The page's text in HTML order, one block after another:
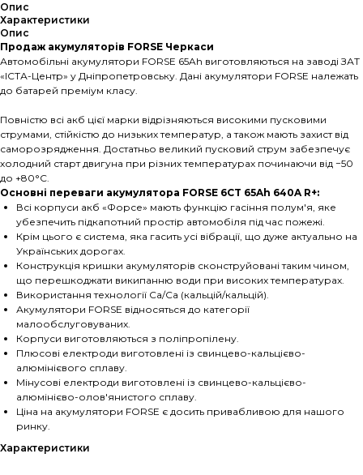
Опис
Характеристики
Опис
Продаж акумуляторів FORSE Черкаси
Автомобільні акумулятори FORSE 65Ah виготовляються на заводі ЗАТ
«ІСТА-Центр» у Дніпропетровську. Дані акумулятори FORSE належать
до батарей преміум класу.
Повністю всі акб цієї марки відрізняються високими пусковими
струмами, стійкістю до низьких температур, а також мають захист від
саморозрядження. Достатньо великий пусковий струм забезпечує
холодний старт двигуна при різних температурах починаючи від −50
до +80°С.
Основні переваги акумулятора FORSE 6CT 65Ah 640A R+:
Всі корпуси акб «Форсе» мають функцію гасіння полум'я, яке
убезпечить підкапотний простір автомобіля під час пожежі.
Крім цього є система, яка гасить усі вібрації, що дуже актуально на
Українських дорогах.
Конструкція кришки акумуляторів сконструйовані таким чином,
що перешкоджати википанню води при високих температурах.
Використання технології Са/Са (кальцій/кальцій).
Акумулятори FORSE відносяться до категорії
малообслуговуваних.
Корпуси виготовляються з поліпропілену.
Плюсові електроди виготовлені із свинцево-кальцієво-
алюмінієвого сплаву.
Мінусові електроди виготовлені із свинцево-кальцієво-
алюмінієво-олов'янистого сплаву.
Ціна на акумулятори FORSE є досить привабливою для нашого
ринку.
Характеристики